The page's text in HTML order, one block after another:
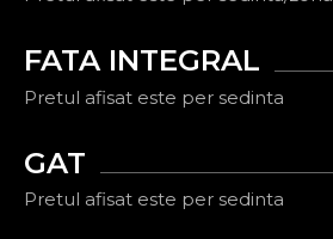
FATA INTEGRAL
Pretul afisat este per sedinta
GAT
Pretul afisat este per sedinta